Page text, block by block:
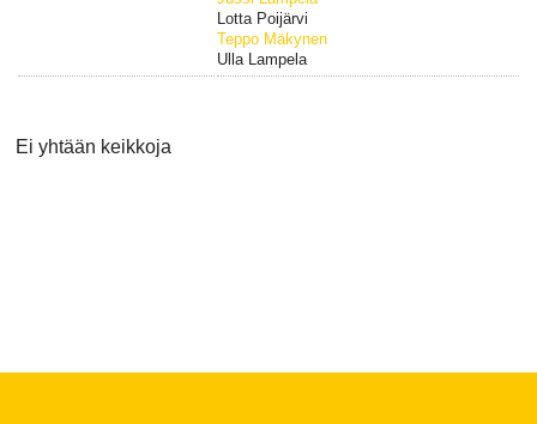
Lotta Poijärvi
Teppo Mäkynen
Ulla Lampela
Ei yhtään keikkoja